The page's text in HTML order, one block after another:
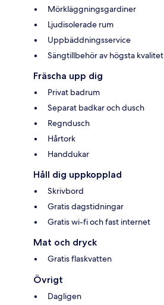
Mörkläggningsgardiner
Ljudisolerade rum
Uppbäddningsservice
Sängtillbehör av högsta kvalitet
Fräscha upp dig
Privat badrum
Separat badkar och dusch
Regndusch
Hårtork
Handdukar
Håll dig uppkopplad
Skrivbord
Gratis dagstidningar
Gratis wi-fi och fast internet
Mat och dryck
Gratis flaskvatten
Övrigt
Dagligen